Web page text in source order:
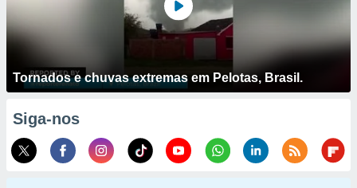
Tornados e chuvas extremas em Pelotas, Brasil.
Siga-nos